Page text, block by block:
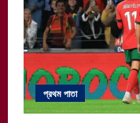
প্রথম পাতা